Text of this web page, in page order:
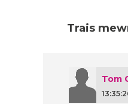
Trais
Tom